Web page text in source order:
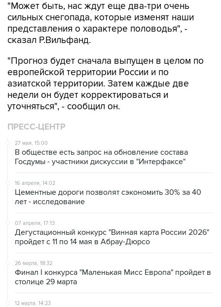
"Может быть, нас ждут еще два-три очень
сильных снегопада, которые изменят наши
представления о характере половодья", -
сказал Р.Вильфанд.
"Прогноз будет сначала выпущен в целом по
европейской территории России и по
азиатской территории. Затем каждые две
недели он будет корректироваться и
уточняться", - сообщил он.
ПРЕСС-ЦЕНТР
27 мая, 15:00
В обществе есть запрос на обновление состава
Госдумы - участники дискуссии в "Интерфаксе"
16 апреля, 14:02
Цементные дороги позволят сэкономить 30% за 40
лет - исследование
07 апреля, 17:13
Дегустационный конкурс "Винная карта России 2026"
пройдет с 11 по 14 мая в Абрау-Дюрсо
26 марта, 18:32
Финал I конкурса "Маленькая Мисс Европа" пройдет в
столице 29 марта
12 марта, 14:23